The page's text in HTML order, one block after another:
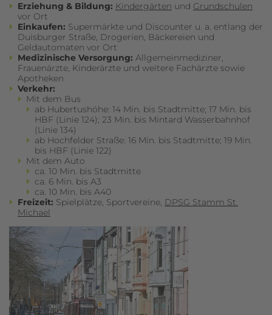
Erziehung & Bildung: Kindergärten und Grundschulen
vor Ort
Einkaufen: Supermärkte und Discounter u. a. entlang der
Duisburger Straße, Drogerien, Bäckereien und
Geldautomaten vor Ort
Medizinische Versorgung: Allgemeinmediziner,
Frauenärzte, Kinderärzte und weitere Fachärzte sowie
Apotheken
Verkehr:
Mit dem Bus
ab Hubertushöhe: 14 Min. bis Stadtmitte; 17 Min. bis
HBF (Linie 124); 23 Min. bis Mintard Wasserbahnhof
(Linie 134)
ab Hochfelder Straße: 16 Min. bis Stadtmitte; 19 Min.
bis HBF (Linie 122)
Mit dem Auto
ca. 10 Min. bis Stadtmitte
ca. 6 Min. bis A3
ca. 10 Min. bis A40
Freizeit: Spielplätze, Sportvereine, DPSG Stamm St.
Michael